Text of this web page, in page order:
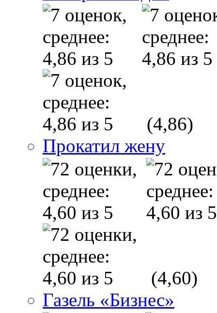
(4,86)
Прокатил жену
(4,60)
Газель «Бизнес»